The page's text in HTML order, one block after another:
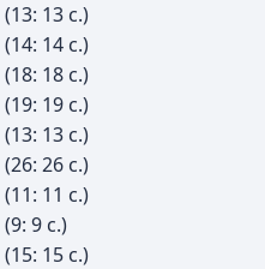
(13: 13 с.)
(14: 14 с.)
(18: 18 с.)
(19: 19 с.)
(13: 13 с.)
(26: 26 с.)
(11: 11 с.)
(9: 9 с.)
(15: 15 с.)